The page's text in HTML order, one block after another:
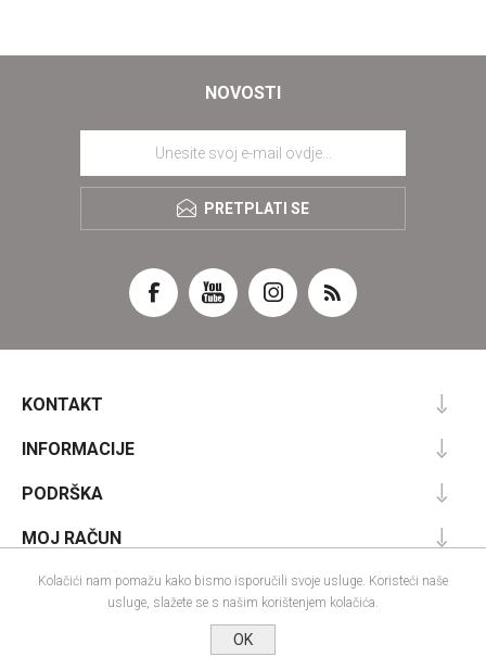
NOVOSTI
PRETPLATI SE
KONTAKT
INFORMACIJE
PODRŠKA
MOJ RAČUN
Powered bynopCommerce
Nop-Templates.com
Kolačići nam pomažu kako bismo isporučili svoje usluge. Koristeći naše
usluge, slažete se s našim korištenjem kolačića.
OK